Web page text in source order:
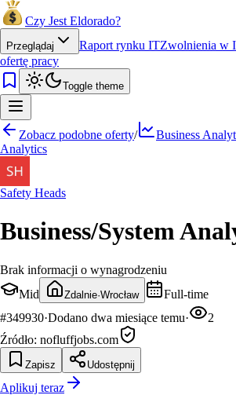
Czy Jest Eldorado?
Przeglądaj Raport rynku ITZwolnienia w
ofertę pracy
Toggle theme
Zobacz podobne oferty/ Business
Analytics
Safety Heads
Business/System
Brak informacji o wynagrodzeniu
Mid
Zdalnie·Wrocław
Full-time
#349930·Dodano dwa miesiące temu·
2
Źródło: nofluffjobs.com
Zapisz Udostępnij
Aplikuj teraz